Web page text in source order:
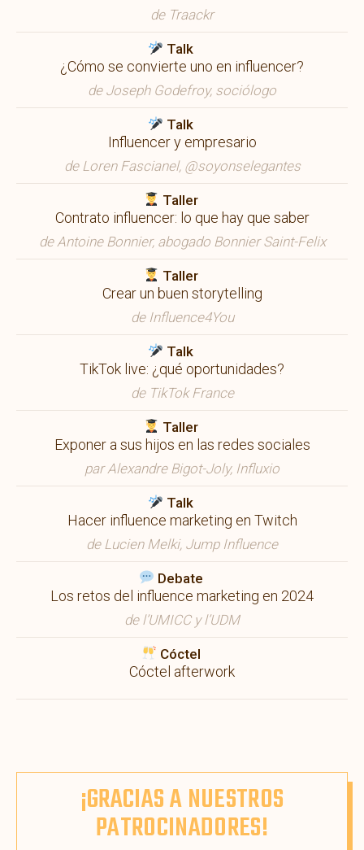
de Traackr
Talk
¿Cómo se convierte uno en influencer?
de Joseph Godefroy, sociólogo
Talk
Influencer y empresario
de Loren Fascianel, @soyonselegantes
Taller
Contrato influencer: lo que hay que saber
de Antoine Bonnier, abogado Bonnier Saint-Felix
Taller
Crear un buen storytelling
de Influence4You
Talk
TikTok live: ¿qué oportunidades?
de TikTok France
Taller
Exponer a sus hijos en las redes sociales
par Alexandre Bigot-Joly, Influxio
Talk
Hacer influence marketing en Twitch
de Lucien Melki, Jump Influence
Debate
Los retos del influence marketing en 2024
de l’UMICC y l’UDM
Cóctel
Cóctel afterwork
¡GRACIAS A NUESTROS
PATROCINADORES!